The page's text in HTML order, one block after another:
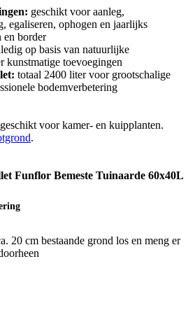
geschikt voor aanleg,
egaliseren, ophogen en jaarlijks
en border
op basis van natuurlijke
kunstmatige toevoegingen
totaal 2400 liter voor grootschalige
bodemverbetering
voor kamer- en kuipplanten.
.
Funflor Bemeste Tuinaarde 60x40L
20 cm bestaande grond los en meng er